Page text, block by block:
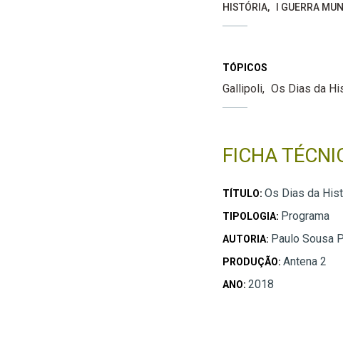
HISTÓRIA
I GUERRA
TÓPICOS
Gallipoli Os Dias da
FICHA
TÍTULO: Os Dias da
TIPOLOGIA: Programa
AUTORIA: Paulo Sousa
PRODUÇÃO: Antena 2
ANO: 2018